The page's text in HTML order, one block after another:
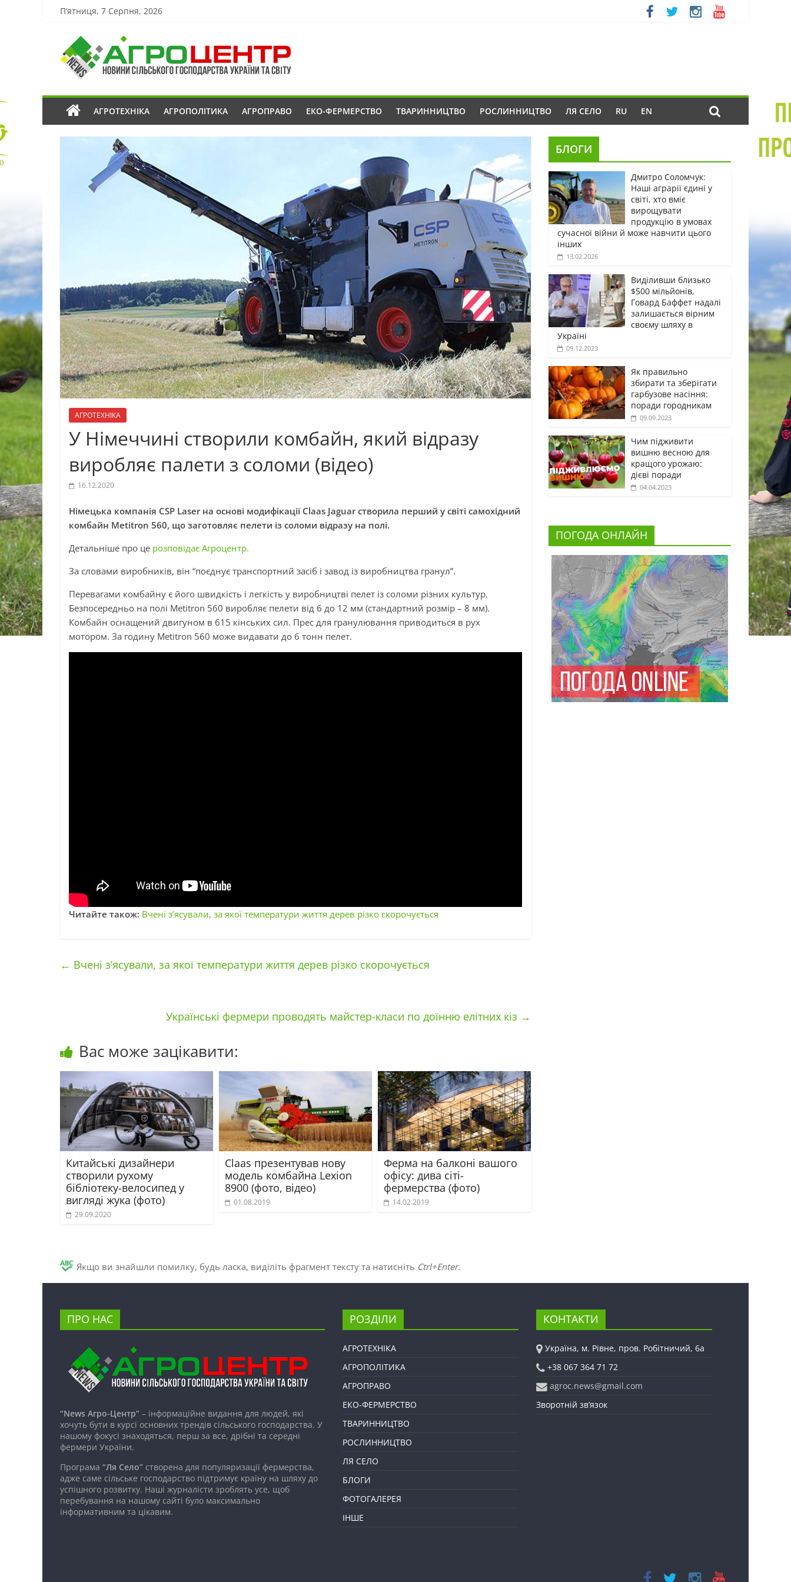
П’ятниця, 7 Серпня, 2026
АГРОТЕХНІКА АГРОПОЛІТИКА АГРОПРАВО ЕКО-ФЕРМЕРСТВО ТВАРИННИЦТВО РОСЛИННИЦТВО ЛЯ СЕЛО RU EN
АГРОТЕХНІКА
У Німеччині створили комбайн, який відразу
виробляє палети з соломи (відео)
16.12.2020
Німецька компанія CSP Laser на основі модифікації Claas Jaguar створила перший у світі самохідний
комбайн Metitron 560, що заготовляє пелети із соломи відразу на полі.
Детальніше про це розповідає Агроцентр.
За словами виробників, він “поєднує транспортний засіб і завод із виробництва гранул”.
Перевагами комбайну є його швидкість і легкість у виробництві пелет із соломи різних культур.
Безпосередньо на полі Metitron 560 виробляє пелети від 6 до 12 мм (стандартний розмір – 8 мм).
Комбайн оснащений двигуном в 615 кінських сил. Прес для гранулювання приводиться в рух
мотором. За годину Metitron 560 може видавати до 6 тонн пелет.
Читайте також: Вчені з’ясували, за якої температури життя дерев різко скорочується
← Вчені з’ясували, за якої температури життя дерев різко скорочується
Українські фермери проводять майстер-класи по доїнню елітних кіз →
Вас може зацікавити:
Китайські дизайнери
створили рухому
бібліотеку-велосипед у
вигляді жука (фото)
29.09.2020
Claas презентував нову
модель комбайна Lexion
8900 (фото, відео)
01.08.2019
Ферма на балконі вашого
офісу: дива сіті-
фермерства (фото)
14.02.2019
БЛОГИ
Дмитро Соломчук:
Наші аграрії єдині у
світі, хто вміє
вирощувати
продукцію в умовах
сучасної війни й може навчити цього
інших
13.02.2026
Виділивши близько
$500 мільйонів,
Говард Баффет надалі
залишається вірним
своєму шляху в
Україні
09.12.2023
Як правильно
збирати та зберігати
гарбузове насіння:
поради городникам
09.09.2023
Чим підживити
вишню весною для
кращого урожаю:
дієві поради
04.04.2023
ПОГОДА ОНЛАЙН
Якщо ви знайшли помилку, будь ласка, виділіть фрагмент тексту та натисніть Ctrl+Enter.
ПРО НАС
“News Агро-Центр” – інформаційне видання для людей, які
хочуть бути в курсі основних трендів сільського господарства. У
нашому фокусі знаходяться, перш за все, дрібні та середні
фермери України.
Програма “Ля Село” створена для популяризації фермерства,
адже саме сільське господарство підтримує країну на шляху до
успішного розвитку. Наші журналісти зроблять усе, щоб
перебування на нашому сайті було максимально
інформативним та цікавим.
РОЗДІЛИ
АГРОТЕХНІКА
АГРОПОЛІТИКА
АГРОПРАВО
ЕКО-ФЕРМЕРСТВО
ТВАРИННИЦТВО
РОСЛИННИЦТВО
ЛЯ СЕЛО
БЛОГИ
ФОТОГАЛЕРЕЯ
ІНШЕ
КОНТАКТИ
Україна, м. Рівне, пров. Робітничий, 6а
+38 067 364 71 72
agroc.news@gmail.com
Зворотній зв’язок